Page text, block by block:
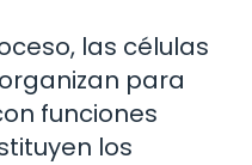
las células
para
funciones
los